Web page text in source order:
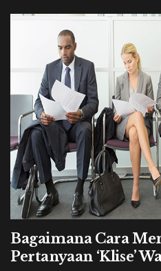
Bagaimana Cara
Pertanyaan ‘Klise’